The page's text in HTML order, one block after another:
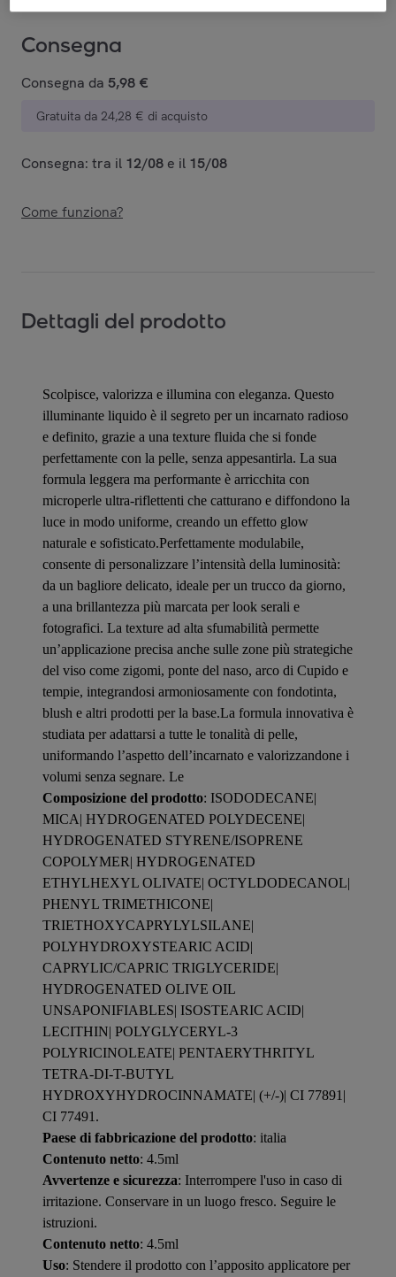
Consegna
Consegna da 5,98 €
Gratuita da 24,28 € di acquisto
Consegna: tra il 12/08 e il 15/08
Come funziona?
Dettagli del prodotto
Scolpisce, valorizza e illumina con eleganza. Questo
illuminante liquido è il segreto per un incarnato radioso
e definito, grazie a una texture fluida che si fonde
perfettamente con la pelle, senza appesantirla. La sua
formula leggera ma performante è arricchita con
microperle ultra-riflettenti che catturano e diffondono la
luce in modo uniforme, creando un effetto glow
naturale e sofisticato.Perfettamente modulabile,
consente di personalizzare l’intensità della luminosità:
da un bagliore delicato, ideale per un trucco da giorno,
a una brillantezza più marcata per look serali e
fotografici. La texture ad alta sfumabilità permette
un’applicazione precisa anche sulle zone più strategiche
del viso come zigomi, ponte del naso, arco di Cupido e
tempie, integrandosi armoniosamente con fondotinta,
blush e altri prodotti per la base.La formula innovativa è
studiata per adattarsi a tutte le tonalità di pelle,
uniformando l’aspetto dell’incarnato e valorizzandone i
volumi senza segnare. Le
Composizione del prodotto: ISODODECANE|
MICA| HYDROGENATED POLYDECENE|
HYDROGENATED STYRENE/ISOPRENE
COPOLYMER| HYDROGENATED
ETHYLHEXYL OLIVATE| OCTYLDODECANOL|
PHENYL TRIMETHICONE|
TRIETHOXYCAPRYLYLSILANE|
POLYHYDROXYSTEARIC ACID|
CAPRYLIC/CAPRIC TRIGLYCERIDE|
HYDROGENATED OLIVE OIL
UNSAPONIFIABLES| ISOSTEARIC ACID|
LECITHIN| POLYGLYCERYL-3
POLYRICINOLEATE| PENTAERYTHRITYL
TETRA-DI-T-BUTYL
HYDROXYHYDROCINNAMATE| (+/-)| CI 77891|
CI 77491.
Paese di fabbricazione del prodotto: italia
Contenuto netto: 4.5ml
Avvertenze e sicurezza: Interrompere l'uso in caso di
irritazione. Conservare in un luogo fresco. Seguire le
istruzioni.
Contenuto netto: 4.5ml
Uso: Stendere il prodotto con l’apposito applicatore per